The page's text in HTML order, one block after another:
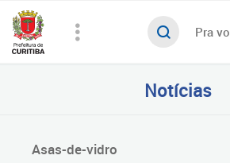
Pra
Notícias
Asas-de-vidro